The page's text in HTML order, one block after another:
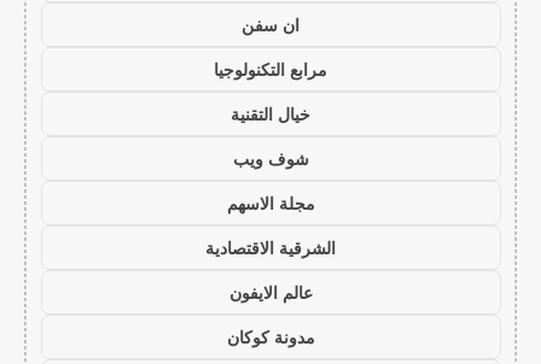
ان سفن
مرابع التكنولوجيا
خيال التقنية
شوف ويب
مجلة الاسهم
الشرقية الاقتصادية
عالم الايفون
مدونة كوكان